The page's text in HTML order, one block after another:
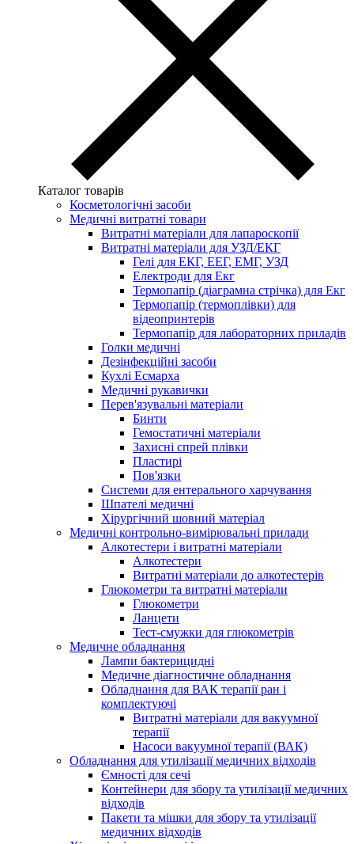
Каталог товарів
Косметологічні засоби
Медичні витратні товари
Витратні матеріали для лапароскопії
Витратні матеріали для УЗД/ЕКГ
Гелі для ЕКГ, ЕЕГ, ЕМГ, УЗД
Електроди для Екг
Термопапір (діаграмна стрічка) для Екг
Термопапір (термоплівки) для
відеопринтерів
Термопапір для лабораторних приладів
Голки медичні
Дезінфекційні засоби
Кухлі Есмарха
Медичні рукавички
Перев'язувальні матеріали
Бинти
Гемостатичні матеріали
Захисні спрей плівки
Пластирі
Пов'язки
Системи для ентерального харчування
Шпателі медичні
Хірургічний шовний матеріал
Медичні контрольно-вимірювальні прилади
Алкотестери і витратні матеріали
Алкотестери
Витратні матеріали до алкотестерів
Глюкометри та витратні матеріали
Глюкометри
Ланцети
Тест-смужки для глюкометрів
Медичне обладнання
Лампи бактерицидні
Медичне діагностичне обладнання
Обладнання для ВАК терапії ран і
комплектуючі
Витратні матеріали для вакуумної
терапії
Насоси вакуумної терапії (ВАК)
Обладнання для утилізації медичних відходів
Ємності для сечі
Контейнери для збору та утилізації медичних
відходів
Пакети та мішки для збору та утилізації
медичних відходів